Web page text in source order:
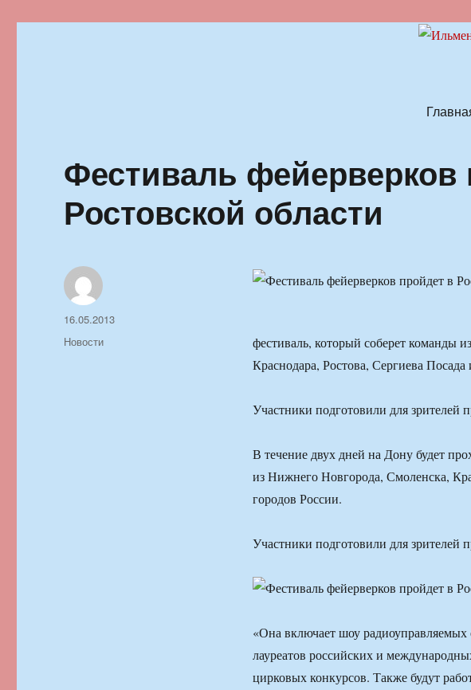
Фестиваль фейерверков
Ростовской области
фестиваль, который соберет команды
Краснодара, Ростова, Сергиева
Участники подготовили для зрителей
В течение двух дней на Дону будет
из Нижнего Новгорода, Смоленска,
городов России.
Участники подготовили для зрителей
«Она включает шоу радиоуправляемых
лауреатов российских и
цирковых конкурсов. Также будут
Автор
Опубликовано
16.05.2013
Рубрики
Новости